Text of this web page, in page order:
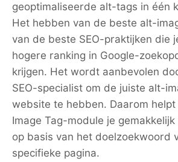
geoptimaliseerde alt-tags in één
Het hebben van de beste alt-
van de beste SEO-praktijken die
hogere ranking in Google-
krijgen. Het wordt aanbevolen
SEO-specialist om de juiste alt-
website te hebben. Daarom helpt
Image Tag-module je
op basis van het doelzoekwoord
specifieke pagina.